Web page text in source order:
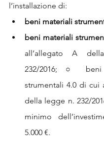
l’installazione di:
beni materiali
beni materiali
all’allegato A
232/2016; ○ beni
strumentali 4.0 di cui
della legge n. 232/
minimo
5.000 €.